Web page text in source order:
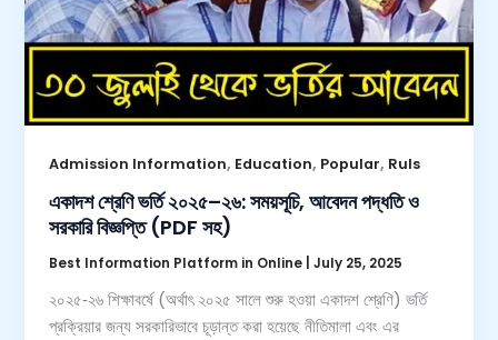
Admission Information, Education, Popular, Ruls
একাদশ শ্রেণি ভর্তি ২০২৫–২৬: সময়সূচি, আবেদন পদ্ধতি ও
সরকারি বিজ্ঞপ্তি (PDF সহ)
Best Information Platform in Online |July 25, 2025
২০২৫‑২৬ শিক্ষাবর্ষে (অর্থাৎ ২০২৫ সালে শুরু হওয়া একাদশ শ্রেণি) ভর্তি
প্রক্রিয়ার জন্য সরকারিভাবে চূড়ান্ত করা হয়েছে নীতিমালা এবং এর